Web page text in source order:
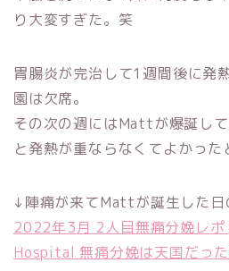
り大変すぎた。笑
胃腸炎が完治して1週間後に発
園は欠席。
その次の週にはMattが爆誕し
と発熱が重ならなくてよかった
↓陣痛が来てMattが誕生した日
2022年3月 2人目無痛分娩レ
Hospital 無痛分娩は天国だった